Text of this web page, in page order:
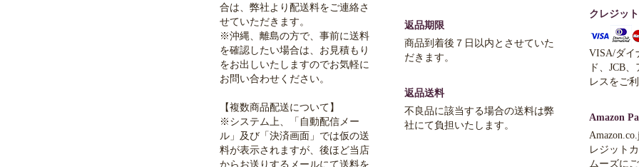
合は、弊社より配送料をご連絡さ
せていただきます。
※沖縄、離島の方で、事前に送料
を確認したい場合は、お見積もり
をお出しいたしますのでお気軽に
お問い合わせください。
【複数商品配送について】
※システム上、「自動配信メー
ル」及び「決済画面」では仮の送
料が表示されますが、後ほど当店
からお送りするメールにて送料を
返品期限
商品到着後７日以内とさせていた
だきます。
返品送料
不良品に該当する場合の送料は弊
社にて負担いたします。
クレジット
VISA/ダイ
ド、JCB
レスをご
Amazon
レジット
ムーズに